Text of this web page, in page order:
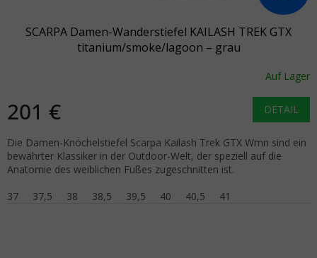
SCARPA Damen-Wanderstiefel KAILASH TREK GTX
titanium/smoke/lagoon – grau
Auf Lager
201 € DETAIL
Die Damen-Knöchelstiefel Scarpa Kailash Trek GTX Wmn sind ein
bewährter Klassiker in der Outdoor-Welt, der speziell auf die
Anatomie des weiblichen Fußes zugeschnitten ist.
37
37,5 38 38,5 39,5 40 40,5 41